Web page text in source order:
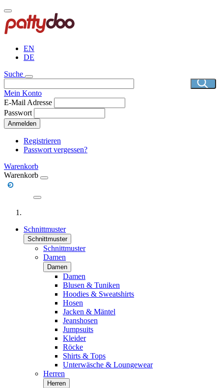
Direkt
zum
Inhalt
EN
DE
Suche
Mein Konto
E-Mail Adresse
Passwort
Anmelden
Registrieren
Passwort vergessen?
Warenkorb
Warenkorb
Schnittmuster
Schnittmuster
Schnittmuster
Damen
Damen
Damen
Blusen & Tuniken
Hoodies & Sweatshirts
Hosen
Jacken & Mäntel
Jeanshosen
Jumpsuits
Kleider
Röcke
Shirts & Tops
Unterwäsche & Loungewear
Herren
Herren